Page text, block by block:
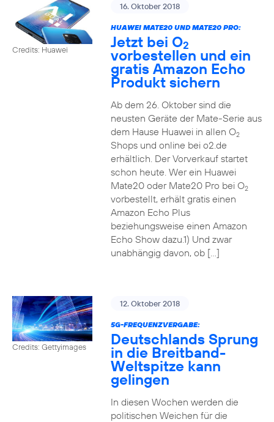
Credits: Huawei
16. Oktober 2018
HUAWEI MATE20 UND MATE20 PRO:
Jetzt bei O2
vorbestellen und ein
gratis Amazon Echo
Produkt sichern
Ab dem 26. Oktober sind die
neusten Geräte der Mate-Serie aus
dem Hause Huawei in allen O2
Shops und online bei o2.de
erhältlich. Der Vorverkauf startet
schon heute. Wer ein Huawei
Mate20 oder Mate20 Pro bei O2
vorbestellt, erhält gratis einen
Amazon Echo Plus
beziehungsweise einen Amazon
Echo Show dazu.1) Und zwar
unabhängig davon, ob […]
Credits: Gettyimages
12. Oktober 2018
5G-FREQUENZVERGABE:
Deutschlands Sprung
in die Breitband-
Weltspitze kann
gelingen
In diesen Wochen werden die
politischen Weichen für die